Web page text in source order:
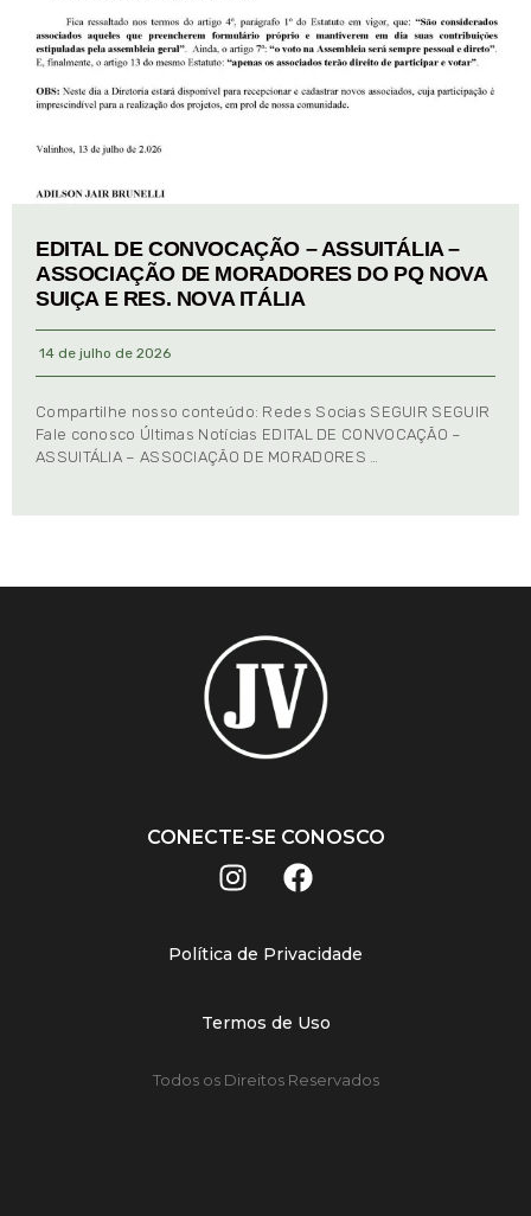
EDITAL DE CONVOCAÇÃO – ASSUITÁLIA –
ASSOCIAÇÃO DE MORADORES DO PQ NOVA
SUIÇA E RES. NOVA ITÁLIA
14 de julho de 2026
Compartilhe nosso conteúdo: Redes Socias SEGUIR SEGUIR
Fale conosco Últimas Notícias EDITAL DE CONVOCAÇÃO –
ASSUITÁLIA – ASSOCIAÇÃO DE MORADORES …
CONECTE-SE CONOSCO
Política de Privacidade
Termos de Uso
Todos os Direitos Reservados